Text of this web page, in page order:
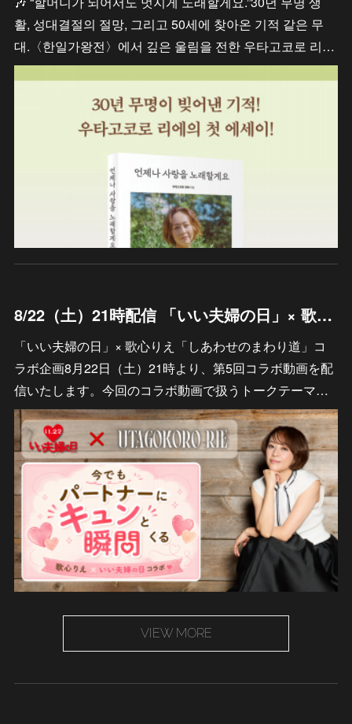
활, 성대결절의 절망, 그리고 50세에 찾아온 기적 같은 무
대.〈한일가왕전〉에서 깊은 울림을 전한 우타고코로 리…
8/22（土）21時配信 「いい夫婦の日」× 歌心りえ「しあわせのまわり道」 「毎月22日は夫婦の日」コラボ動画 エピソード募集のお知らせ
「いい夫婦の日」× 歌心りえ「しあわせのまわり道」コ
ラボ企画8月22日（土）21時より、第5回コラボ動画を配
信いたします。今回のコラボ動画で扱うトークテーマ…
VIEW MORE